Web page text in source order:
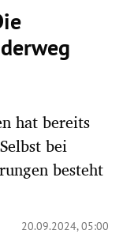
hat bereits
bei
besteht
20.09.2024, 05:00